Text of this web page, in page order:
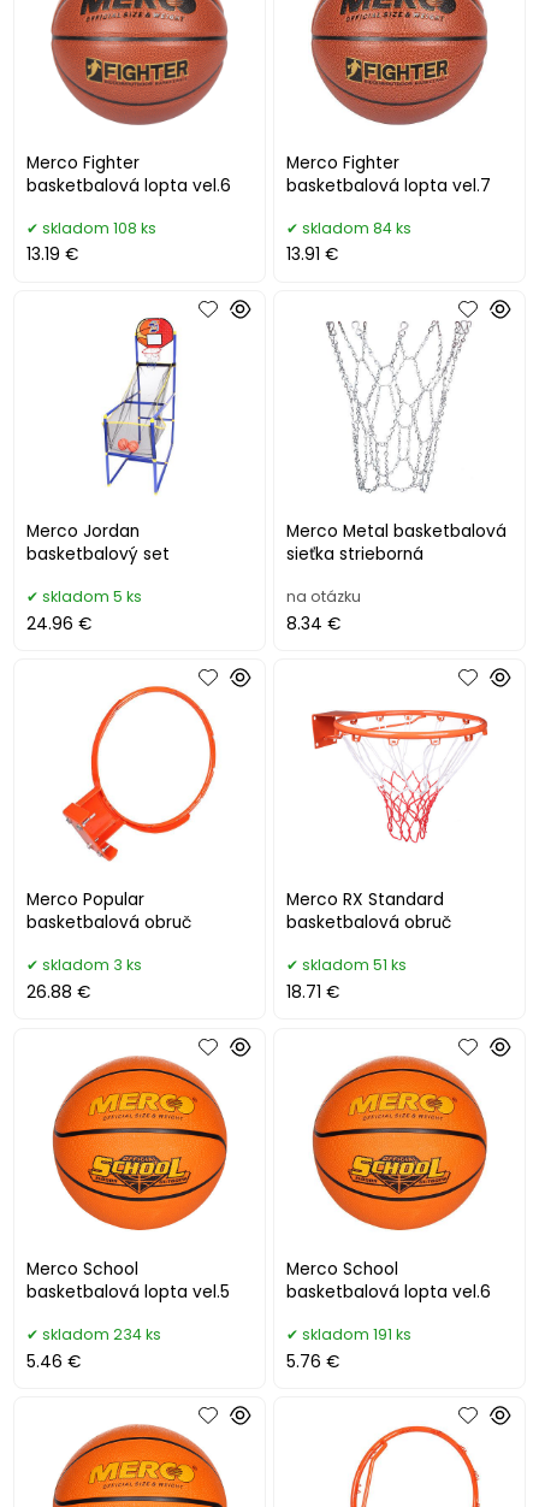
Merco Fighter
basketbalová lopta vel.6
skladom 108 ks
13.19 €
Merco Fighter
basketbalová lopta vel.7
skladom 84 ks
13.91 €
Merco Jordan
basketbalový set
skladom 5 ks
24.96 €
Merco Metal basketbalová
sieťka strieborná
na otázku
8.34 €
Merco Popular
basketbalová obruč
skladom 3 ks
26.88 €
Merco RX Standard
basketbalová obruč
skladom 51 ks
18.71 €
Merco School
basketbalová lopta vel.5
skladom 234 ks
5.46 €
Merco School
basketbalová lopta vel.6
skladom 191 ks
5.76 €